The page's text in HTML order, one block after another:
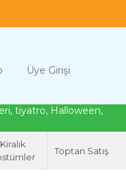
Üye Girişi
tiyatro, Halloween,
Kiralık
Toptan Satış